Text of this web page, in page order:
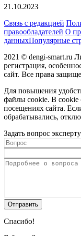
21.10.2023
Связь с редакцией
правообладателей О
данныхПопулярные
2021 © dengi-smart.ru
регистрация,
сайт. Все права
Для повышения
файлы cookie. В cookie
посещениях сайта.
обрабатывались,
Задать вопрос эксперту
Спасибо!